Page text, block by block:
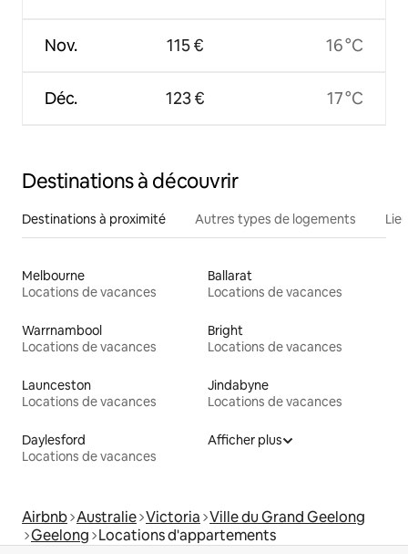
Nov.
Déc.
115 €
123 €
16 °C
17 °C
Destinations à découvrir
Destinations à proximité Autres types de logements
Melbourne
Locations de vacances
Ballarat
Locations de vacances
Warrnambool
Locations de vacances
Bright
Locations de vacances
Launceston
Locations de vacances
Jindabyne
Locations de vacances
Daylesford
Locations de vacances
Afficher plus
Airbnb Australie Victoria Ville du Grand Geelong
Geelong Locations d'appartements